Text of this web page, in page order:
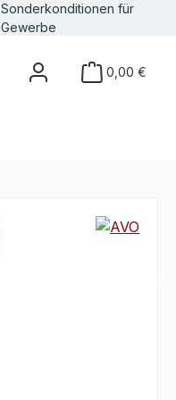
Sonderkonditionen für
Gewerbe
0,00 €